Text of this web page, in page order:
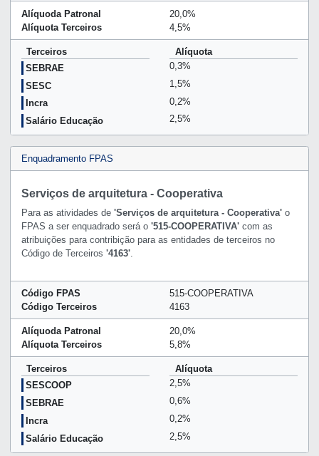
Alíquoda Patronal
20,0%
Alíquota Terceiros
4,5%
Terceiros
Alíquota
SEBRAE
0,3%
SESC
1,5%
Incra
0,2%
Salário Educação
2,5%
Enquadramento FPAS
Serviços de arquitetura - Cooperativa
Para as atividades de 'Serviços de arquitetura - Cooperativa'o
FPAS a ser enquadrado será o '515-COOPERATIVA'com as
atribuições para contribição para as entidades de terceiros no
Código de Terceiros '4163'.
Código FPAS
515-COOPERATIVA
Código Terceiros
4163
Alíquoda Patronal
20,0%
Alíquota Terceiros
5,8%
Terceiros
Alíquota
SESCOOP
2,5%
SEBRAE
0,6%
Incra
0,2%
Salário Educação
2,5%